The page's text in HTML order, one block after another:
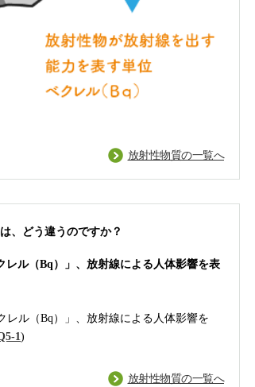
放射性物質の一覧へ
、どう違うのですか？
レル（Bq）」、放射線による人体影響を表
ル（Bq）」、放射線による人体影響を
1)
放射性物質の一覧へ